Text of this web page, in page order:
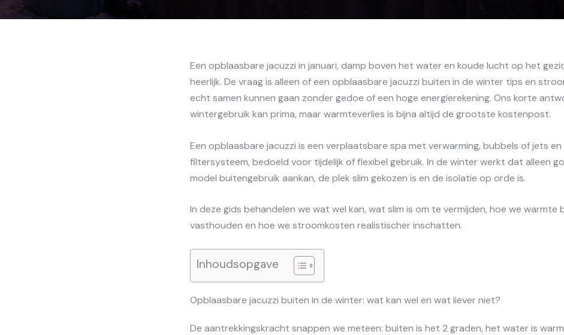
Een opblaasbare jacuzzi in januari, damp boven het water en koude lucht op het
heerlijk. De vraag is alleen of een opblaasbare jacuzzi buiten in de winter tips en
echt samen kunnen gaan zonder gedoe of een hoge energierekening. Ons korte
wintergebruik kan prima, maar warmteverlies is bijna altijd de grootste kostenpost.
Een opblaasbare jacuzzi is een verplaatsbare spa met verwarming, bubbels of jets en
filtersysteem, bedoeld voor tijdelijk of flexibel gebruik. In de winter werkt dat alleen
model buitengebruik aankan, de plek slim gekozen is en de isolatie op orde is.
In deze gids behandelen we wat wel kan, wat slim is om te vermijden, hoe we warmte
vasthouden en hoe we stroomkosten realistischer inschatten.
Inhoudsopgave
Opblaasbare jacuzzi buiten in de winter: wat kan wel en wat liever niet?
De aantrekkingskracht snappen we meteen: buiten is het 2 graden, het water is